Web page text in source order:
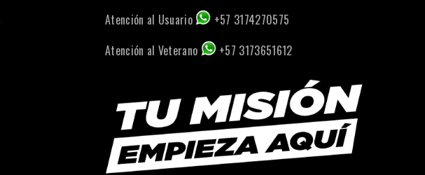
Atención al Usuario
+57 3174270575
Atención al Veterano
+57 3173651612